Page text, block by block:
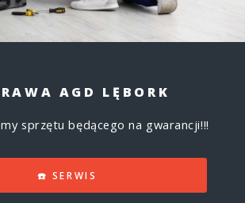
AGD LĘBORK
sprzętu będącego na gwarancji!!!
☎️ SERWIS